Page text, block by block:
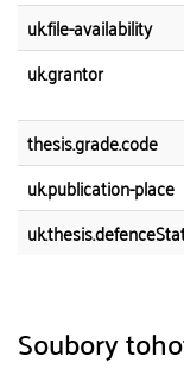
uk.file-availability
uk.grantor
thesis.grade.code
uk.publication-place
Soubory